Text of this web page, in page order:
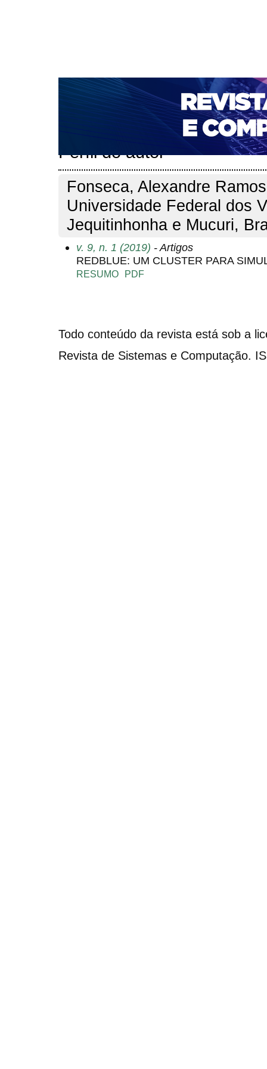
CAPA SOBRE ACESSO CADASTRO
NOTÍCIAS
PORTAL DE REVISTAS DA UNIFACS
PARA AVALIADORES
NOVA SUBMISSÃO
Perfil do autor
Fonseca, Alexandre
Universidade Federal dos
Jequitinhonha e Mucuri,
v. 9, n. 1 (2019) - Artigos
REDBLUE: UM CLUSTER PARA
RESUMO PDF
Todo conteúdo da revista está sob a
Revista de Sistemas e Computação.